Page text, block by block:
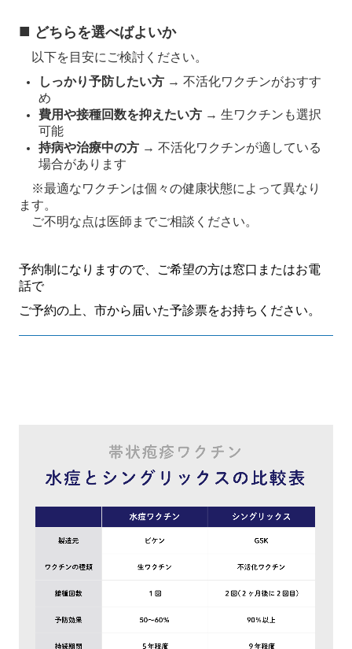
■ どちらを選べばよいか
以下を目安にご検討ください。
しっかり予防したい方 → 不活化ワクチンがおすす
め
費用や接種回数を抑えたい方 → 生ワクチンも選択
可能
持病や治療中の方 → 不活化ワクチンが適している
場合があります
※最適なワクチンは個々の健康状態によって異なり
ます。
ご不明な点は医師までご相談ください。
予約制になりますので、ご希望の方は窓口またはお電
話で
ご予約の上、市から届いた予診票をお持ちください。